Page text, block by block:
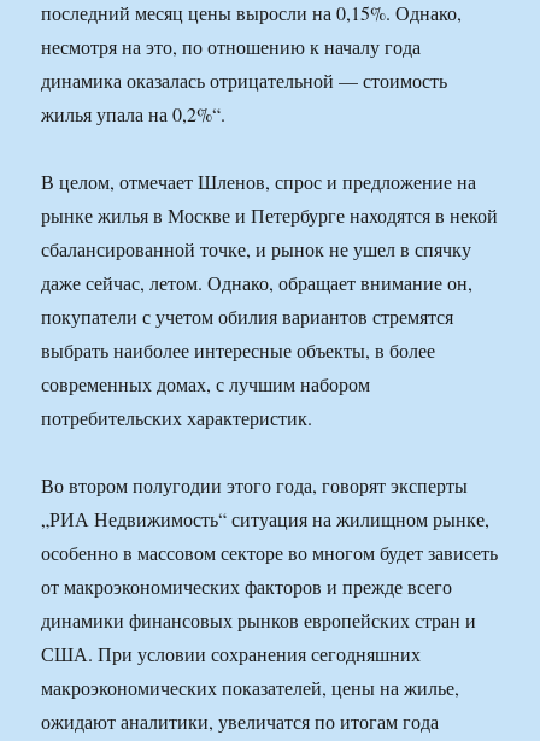
последний месяц цены выросли на 0,15%. Однако,
несмотря на это, по отношению к началу года
динамика оказалась отрицательной — стоимость
жилья упала на 0,2%“.
В целом, отмечает Шленов, спрос и предложение на
рынке жилья в Москве и Петербурге находятся в некой
сбалансированной точке, и рынок не ушел в спячку
даже сейчас, летом. Однако, обращает внимание он,
покупатели с учетом обилия вариантов стремятся
выбрать наиболее интересные объекты, в более
современных домах, с лучшим набором
потребительских характеристик.
Во втором полугодии этого года, говорят эксперты
„РИА Недвижимость“ ситуация на жилищном рынке,
особенно в массовом секторе во многом будет зависеть
от макроэкономических факторов и прежде всего
динамики финансовых рынков европейских стран и
США. При условии сохранения сегодняшних
макроэкономических показателей, цены на жилье,
ожидают аналитики, увеличатся по итогам года